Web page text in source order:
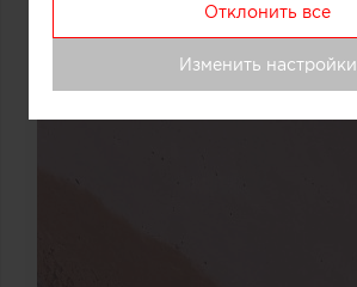
Отклонить все
Изменить настройки